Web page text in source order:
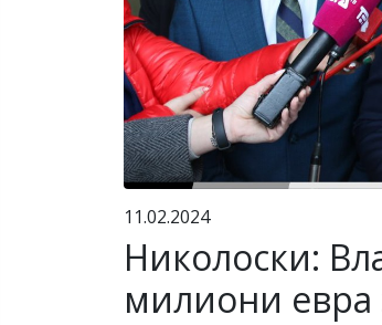
11.02.2024
Николоски:
милиони евра